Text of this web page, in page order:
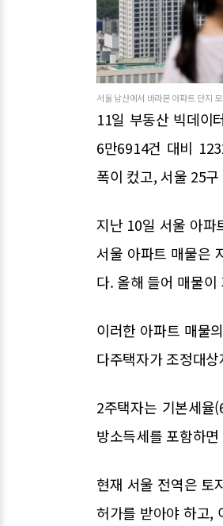
서울 남산에서 바라본 아파트 단지
11일 부동산 빅데이
6만6914건 대비
폭이 컸고, 서울 25
지난 10일 서울 아파
서울 아파트 매물은
다. 올해 들어 매물
이러한 아파트 매물
다주택자가 조정대
2주택자는 기본세
방소득세를 포함하
현재 서울 전역은 토
허가를 받아야 하고,